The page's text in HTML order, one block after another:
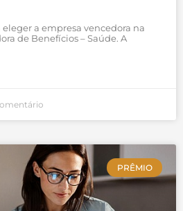
a empresa vencedora na
de Benefícios – Saúde. A
PRÊMIO